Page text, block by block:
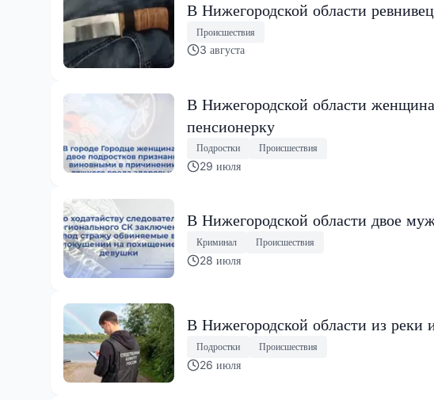
В Нижегородской области
Происшествия
3 августа
В Нижегородской области
пенсионерку
Подростки Происшествия
29 июля
В Нижегородской области двое
Криминал Происшествия
28 июля
В Нижегородской области из реки
Подростки Происшествия
26 июля